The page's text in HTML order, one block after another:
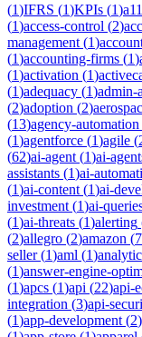
(1)IFRS (1)KPIs (1)
(1)access-control (2)
management (1)
(1)accounting-firms (1)
(1)activation (1)
(1)adequacy (1)admin-
(2)adoption (2)
(13)agency-automation
(1)agentforce (1)agile (
(62)ai-agent (1)ai-
assistants (1)ai-
(1)ai-content (1)ai-
investment (1)ai-
(1)ai-threats (1)alerting
(2)allegro (2)amazon (7
seller(1)aml (1)
(1)answer-engine-
(1)apcs (1)api (22)api-
integration (3)api-
(1)app-development (2)